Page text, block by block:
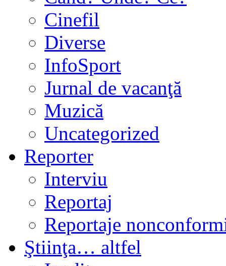
Cinefil
Diverse
InfoSport
Jurnal de vacanţă
Muzică
Uncategorized
Reporter
Interviu
Reportaj
Reportaje
Ştiinţa… altfel